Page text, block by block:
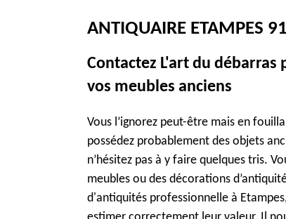
ANTIQUAIRE ETAMPES
Contactez L'art du
vos meubles anciens
Vous l’ignorez peut-être mais en
possédez probablement des objets
n’hésitez pas à y faire quelques tris.
meubles ou des décorations
d'antiquités professionnelle à